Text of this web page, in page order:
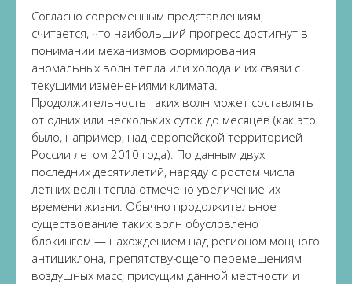
Согласно современным представлениям,
считается, что наибольший прогресс достигнут в
понимании механизмов формирования
аномальных волн тепла или холода и их связи с
текущими изменениями климата.
Продолжительность таких волн может составлять
от одних или нескольких суток до месяцев (как это
было, например, над европейской территорией
России летом 2010 года). По данным двух
последних десятилетий, наряду с ростом числа
летних волн тепла отмечено увеличение их
времени жизни. Обычно продолжительное
существование таких волн обусловлено
блокингом — нахождением над регионом мощного
антициклона, препятствующего перемещениям
воздушных масс, присущим данной местности и